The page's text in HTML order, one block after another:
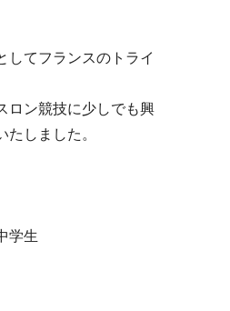
てフランスのトライ
ロン競技に少しでも興
しました。
学生